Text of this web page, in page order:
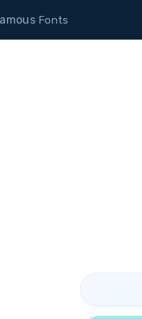
Fonts